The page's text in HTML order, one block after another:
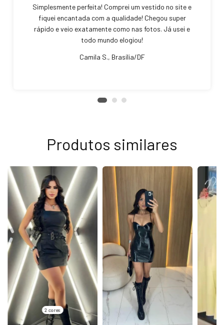
Simplesmente perfeita! Comprei um vestido no site e
fiquei encantada com a qualidade! Chegou super
rápido e veio exatamente como nas fotos. Já usei e
todo mundo elogiou!
Camila S., Brasília/DF
Produtos similares
2 cores